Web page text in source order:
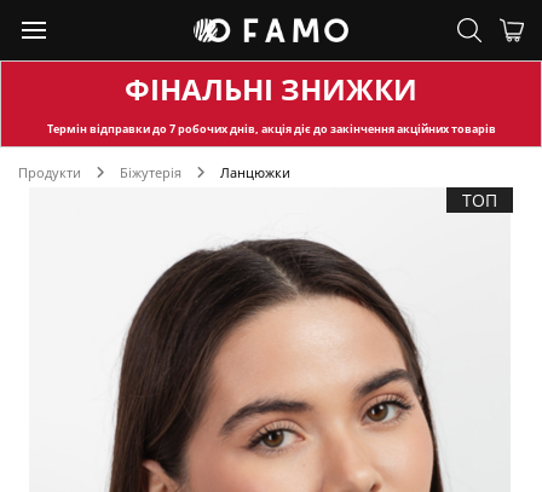
ФІНАЛЬНІ ЗНИЖКИ
Термін відправкидо 7 робочих днів, акція діє до закінчення акційних товарів
Продукти Біжутерія Ланцюжки
ТОП